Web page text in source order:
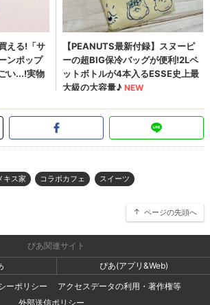
キス家 コラボカフェ スイーツ
ページの先頭へ
ぴあ関連サイト
ぴあ(アプリ&Web)
ーポリシー
アクセスデータの利用・著作権等
外部送信ポリシー